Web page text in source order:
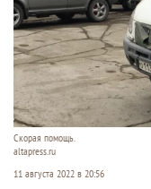
Скорая помощь.
altapress.ru
11 августа 2022 в 20:56